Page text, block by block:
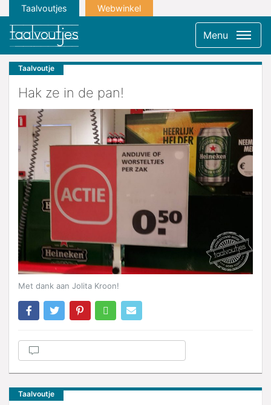
Taalvoutjes Webwinkel
Menu
Taalvoutje
Hak ze in de pan!
Met dank aan Jolita Kroon!
Taalvoutje